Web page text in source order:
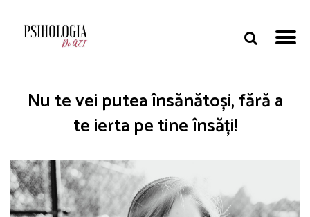
Nu te vei putea însănătoși, fără a
te ierta pe tine însăți!